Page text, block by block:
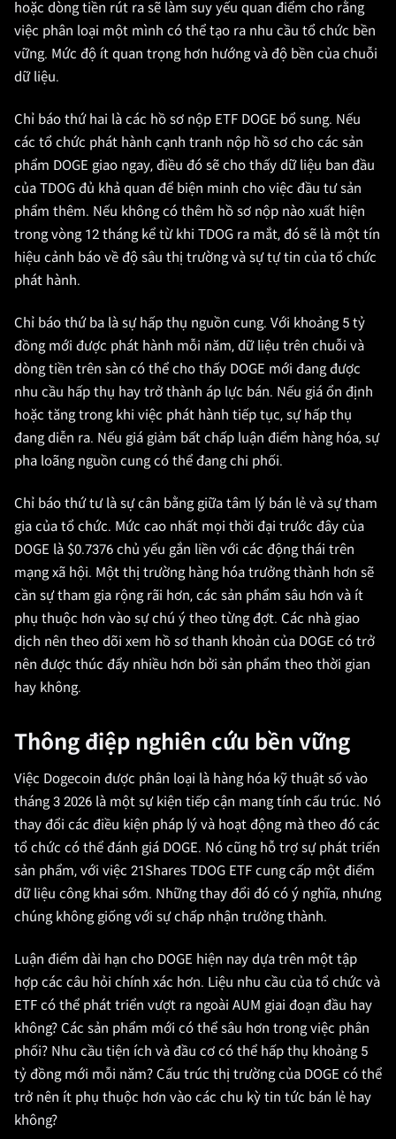
hoặc dòng tiền rút ra sẽ làm suy yếu quan điểm cho rằng
việc phân loại một mình có thể tạo ra nhu cầu tổ chức bền
vững. Mức độ ít quan trọng hơn hướng và độ bền của chuỗi
dữ liệu.
Chỉ báo thứ hai là các hồ sơ nộp ETF DOGE bổ sung. Nếu
các tổ chức phát hành cạnh tranh nộp hồ sơ cho các sản
phẩm DOGE giao ngay, điều đó sẽ cho thấy dữ liệu ban đầu
của TDOG đủ khả quan để biện minh cho việc đầu tư sản
phẩm thêm. Nếu không có thêm hồ sơ nộp nào xuất hiện
trong vòng 12 tháng kể từ khi TDOG ra mắt, đó sẽ là một tín
hiệu cảnh báo về độ sâu thị trường và sự tự tin của tổ chức
phát hành.
Chỉ báo thứ ba là sự hấp thụ nguồn cung. Với khoảng 5 tỷ
đồng mới được phát hành mỗi năm, dữ liệu trên chuỗi và
dòng tiền trên sàn có thể cho thấy DOGE mới đang được
nhu cầu hấp thụ hay trở thành áp lực bán. Nếu giá ổn định
hoặc tăng trong khi việc phát hành tiếp tục, sự hấp thụ
đang diễn ra. Nếu giá giảm bất chấp luận điểm hàng hóa, sự
pha loãng nguồn cung có thể đang chi phối.
Chỉ báo thứ tư là sự cân bằng giữa tâm lý bán lẻ và sự tham
gia của tổ chức. Mức cao nhất mọi thời đại trước đây của
DOGE là $0.7376 chủ yếu gắn liền với các động thái trên
mạng xã hội. Một thị trường hàng hóa trưởng thành hơn sẽ
cần sự tham gia rộng rãi hơn, các sản phẩm sâu hơn và ít
phụ thuộc hơn vào sự chú ý theo từng đợt. Các nhà giao
dịch nên theo dõi xem hồ sơ thanh khoản của DOGE có trở
nên được thúc đẩy nhiều hơn bởi sản phẩm theo thời gian
hay không.
Thông điệp nghiên cứu bền vững
Việc Dogecoin được phân loại là hàng hóa kỹ thuật số vào
tháng 3 2026 là một sự kiện tiếp cận mang tính cấu trúc. Nó
thay đổi các điều kiện pháp lý và hoạt động mà theo đó các
tổ chức có thể đánh giá DOGE. Nó cũng hỗ trợ sự phát triển
sản phẩm, với việc 21Shares TDOG ETF cung cấp một điểm
dữ liệu công khai sớm. Những thay đổi đó có ý nghĩa, nhưng
chúng không giống với sự chấp nhận trưởng thành.
Luận điểm dài hạn cho DOGE hiện nay dựa trên một tập
hợp các câu hỏi chính xác hơn. Liệu nhu cầu của tổ chức và
ETF có thể phát triển vượt ra ngoài AUM giai đoạn đầu hay
không? Các sản phẩm mới có thể sâu hơn trong việc phân
phối? Nhu cầu tiện ích và đầu cơ có thể hấp thụ khoảng 5
tỷ đồng mới mỗi năm? Cấu trúc thị trường của DOGE có thể
trở nên ít phụ thuộc hơn vào các chu kỳ tin tức bán lẻ hay
không?